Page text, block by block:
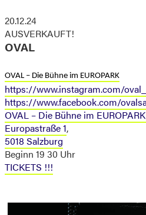
20.12.24
AUSVERKAUFT!
OVAL
OVAL – Die Bühne im EUROPARK
https://www.instagram.com/
https://www.facebook.com/
OVAL – Die Bühne im
Europastraße 1,
5018 Salzburg
Beginn 19 30 Uhr
TICKETS !!!